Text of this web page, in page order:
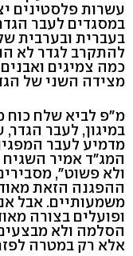
עשרות פלסטינים
במסגדים לעבר
בעברית ובערבית
להתקרב לגדר לא
כמה צמיגים
מצידה השני של
מ"פ לביא שלח כוח
במיגון, לעבר
מדמיע לעבר
המג"ד אמיר השגיח
ולא פשוט",
ההפגנה הזאת
משמעותיים. אבל
ופועלים בצורה
הסלמה ולא
אלא רק במטרה